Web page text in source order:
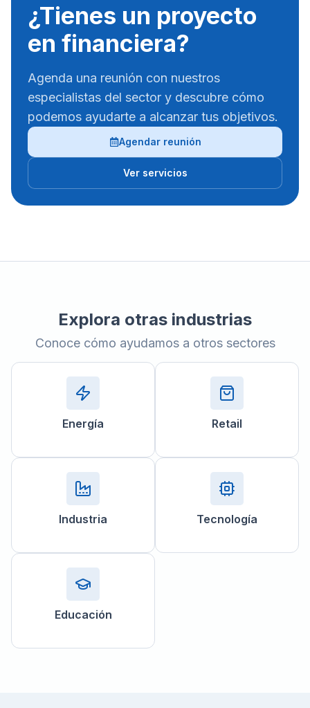
¿Tienes un proyecto
en financiera?
Agenda una reunión con nuestros
especialistas del sector y descubre cómo
podemos ayudarte a alcanzar tus objetivos.
Agendar reunión
Ver servicios
Explora otras industrias
Conoce cómo ayudamos a otros sectores
Energía Retail
Industria Tecnología
Educación